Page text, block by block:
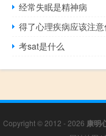
经常失眠是精神病
得了心理疾病应该注意
考sat是什么
Copyright © 2012 - 2026 康明